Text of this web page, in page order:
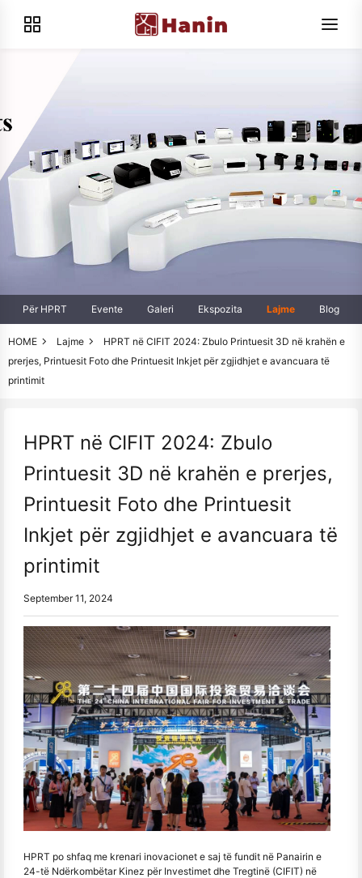
Për HPRT Evente Galeri Ekspozita Lajme Blog
HOME Lajme
HPRT në CIFIT 2024: Zbulo Printuesit 3D në krahën e
prerjes, Printuesit Foto dhe Printuesit Inkjet për zgjidhjet e avancuara të
printimit
HPRT në CIFIT 2024: Zbulo
Printuesit 3D në krahën e prerjes,
Printuesit Foto dhe Printuesit
Inkjet për zgjidhjet e avancuara të
printimit
September 11, 2024
HPRT po shfaq me krenari inovacionet e saj të fundit në Panairin e
24-të Ndërkombëtar Kinez për Investimet dhe Tregtinë (CIFIT) në